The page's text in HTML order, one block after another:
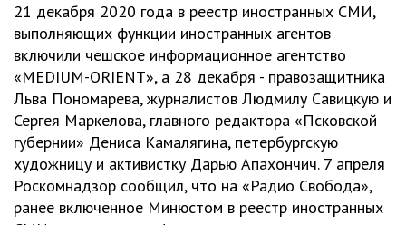
21 декабря 2020 года в реестр иностранных СМИ,
выполняющих функции иностранных агентов
включили чешское информационное агентство
«MEDIUM-ORIENT», а 28 декабря - правозащитника
Льва Пономарева, журналистов Людмилу Савицкую и
Сергея Маркелова, главного редактора «Псковской
губернии» Дениса Камалягина, петербургскую
художницу и активистку Дарью Апахончич. 7 апреля
Роскомнадзор сообщил, что на «Радио Свобода»,
ранее включенное Минюстом в реестр иностранных